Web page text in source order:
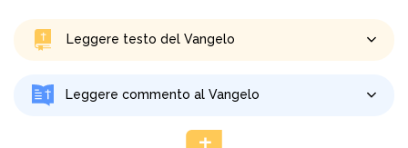
Leggere testo del Vangelo
Leggere commento al Vangelo